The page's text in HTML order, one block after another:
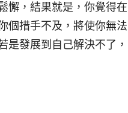
懈，結果就是，你覺得在
個措手不及，將使你無法
是發展到自己解決不了，